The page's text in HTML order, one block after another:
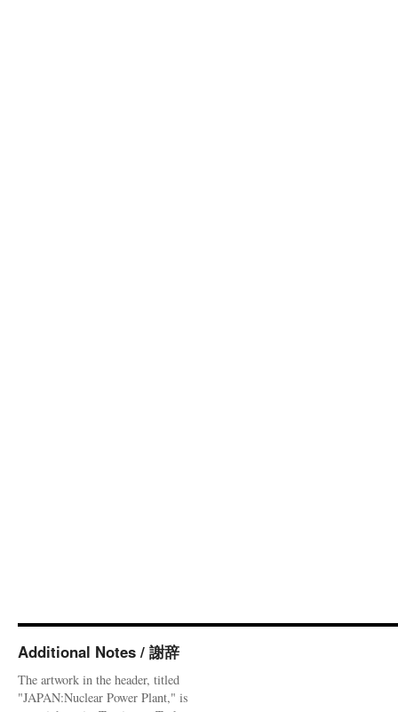
Additional Notes / 謝辞
The artwork in the header, titled
"JAPAN:Nuclear Power Plant," is